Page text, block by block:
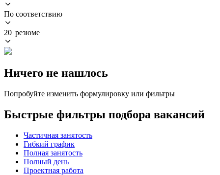
По соответствию
20 резюме
Ничего не нашлось
Попробуйте изменить формулировку или фильтры
Быстрые фильтры подбора вакансий
Частичная занятость
Гибкий график
Полная занятость
Полный день
Проектная работа